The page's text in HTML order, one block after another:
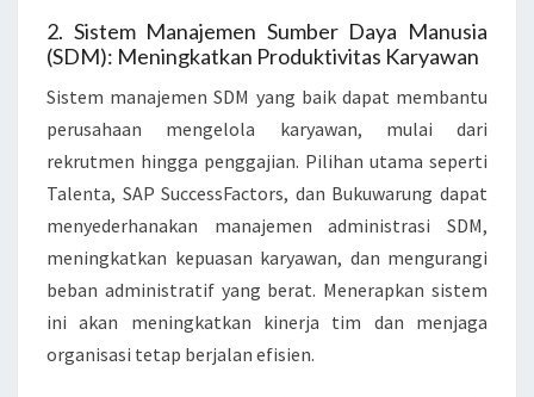
2. Sistem Manajemen Sumber Daya Manusia
(SDM): Meningkatkan Produktivitas Karyawan
Sistem manajemen SDM yang baik dapat membantu
perusahaan mengelola karyawan, mulai dari
rekrutmen hingga penggajian. Pilihan utama seperti
Talenta, SAP SuccessFactors, dan Bukuwarung dapat
menyederhanakan manajemen administrasi SDM,
meningkatkan kepuasan karyawan, dan mengurangi
beban administratif yang berat. Menerapkan sistem
ini akan meningkatkan kinerja tim dan menjaga
organisasi tetap berjalan efisien.